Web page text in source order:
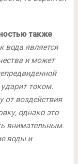
также
вода является
и может
ударит током.
воздействия
однако это
внимательным.
воды и